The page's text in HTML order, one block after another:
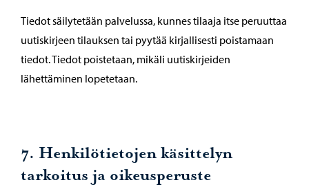
Tiedot säilytetään palvelussa, kunnes tilaaja itse peruuttaa
uutiskirjeen tilauksen tai pyytää kirjallisesti poistamaan
tiedot. Tiedot poistetaan, mikäli uutiskirjeiden
lähettäminen lopetetaan.
7. Henkilötietojen käsittelyn
tarkoitus ja oikeusperuste